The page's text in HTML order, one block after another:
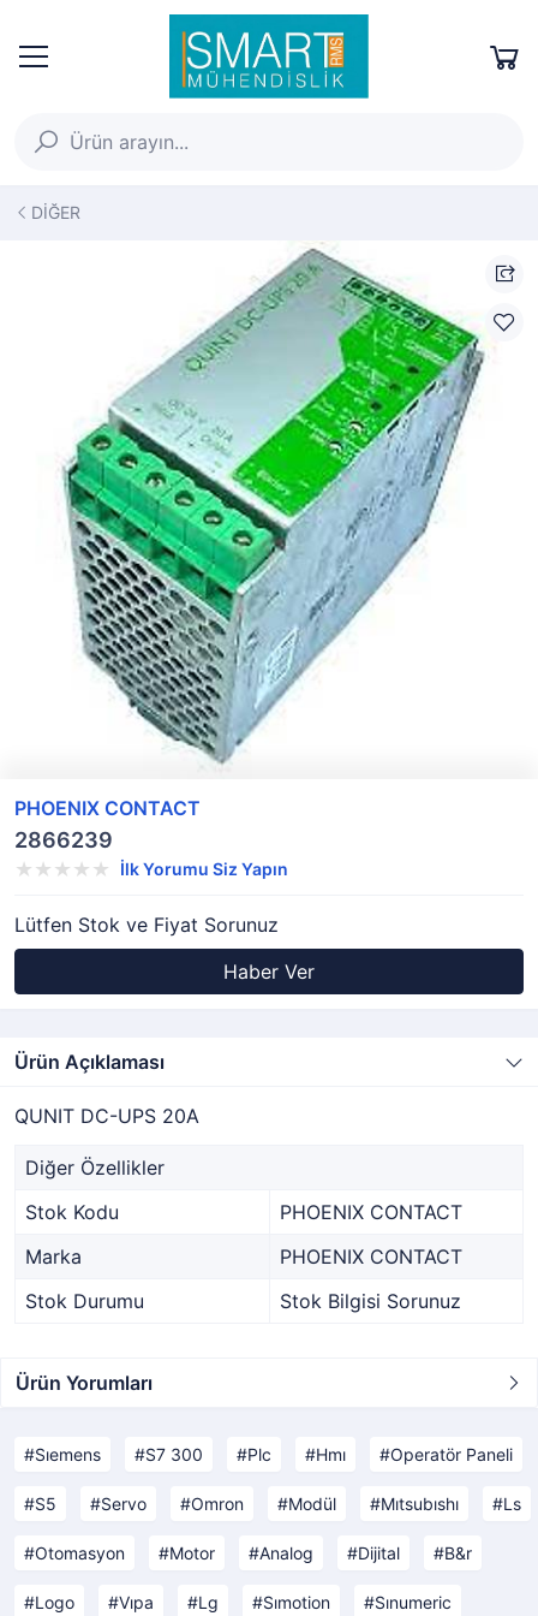
DİĞER
PHOENIX CONTACT
2866239
İlk Yorumu Siz Yapın
Lütfen Stok ve Fiyat Sorunuz
Haber Ver
Ürün Açıklaması
QUNIT DC-UPS 20A
Diğer Özellikler
Stok Kodu
PHOENIX CONTACT
Marka
PHOENIX CONTACT
Stok Durumu
Stok Bilgisi Sorunuz
Ürün Yorumları
Sıemens S7 300 Plc Hmı Operatör Paneli
S5 Servo Omron Modül Mıtsubıshı Ls
Otomasyon Motor Analog Dijital B&r
Logo Vıpa Lg Sımotion Sınumeric